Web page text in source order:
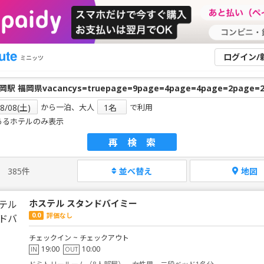
ミニッツ ログイン/
から一泊、大人
で利用
るホテルのみ表示
再検索
385件 並べ替え 地図
ホステル スタンドバイミー
0.0 評価なし
チェックイン ~ チェックアウト
IN 19:00 OUT 10:00